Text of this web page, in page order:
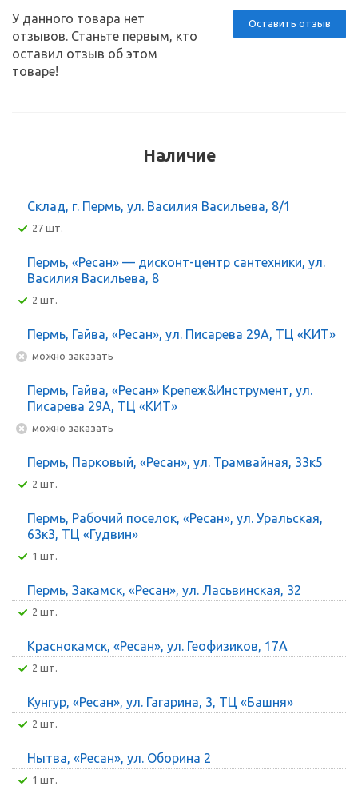
Оставить отзыв
У данного товара нет
отзывов. Станьте первым, кто
оставил отзыв об этом
товаре!
Наличие
Склад, г. Пермь, ул. Василия Васильева, 8/1
27 шт.
Пермь, «Ресан» — дисконт-центр сантехники, ул.
Василия Васильева, 8
2 шт.
Пермь, Гайва, «Ресан», ул. Писарева 29А, ТЦ «КИТ»
Можно заказать
Пермь, Гайва, «Ресан» Крепеж&Инструмент, ул.
Писарева 29А, ТЦ «КИТ»
Можно заказать
Пермь, Парковый, «Ресан», ул. Трамвайная, 33к5
2 шт.
Пермь, Рабочий поселок, «Ресан», ул. Уральская,
63к3, ТЦ «Гудвин»
1 шт.
Пермь, Закамск, «Ресан», ул. Ласьвинская, 32
2 шт.
Краснокамск, «Ресан», ул. Геофизиков, 17А
2 шт.
Кунгур, «Ресан», ул. Гагарина, 3, ТЦ «Башня»
2 шт.
Нытва, «Ресан», ул. Оборина 2
1 шт.